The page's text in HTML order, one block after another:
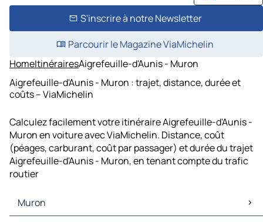
S'inscrire à notre Newsletter
Parcourir le Magazine ViaMichelin
HomeItinérairesAigrefeuille-d'Aunis - Muron
Aigrefeuille-d'Aunis - Muron : trajet, distance, durée et
coûts – ViaMichelin
Calculez facilement votre itinéraire Aigrefeuille-d'Aunis -
Muron en voiture avec ViaMichelin. Distance, coût
(péages, carburant, coût par passager) et durée du trajet
Aigrefeuille-d'Aunis - Muron, en tenant compte du trafic
routier
Muron